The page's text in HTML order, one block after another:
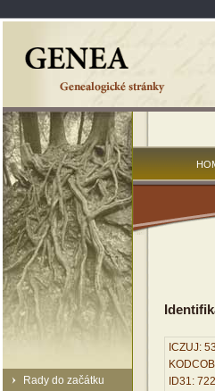
Rady do začátku
ICZUJ:
ID31: